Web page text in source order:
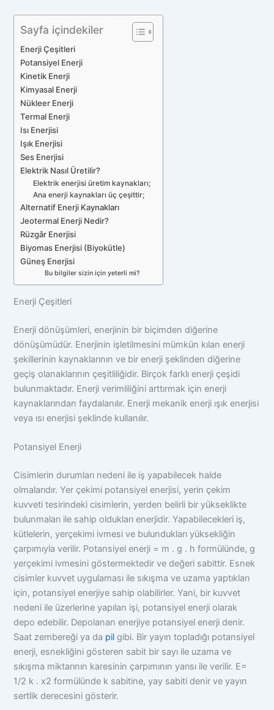
Sayfa içindekiler
Enerji Çeşitleri
Potansiyel Enerji
Kinetik Enerji
Kimyasal Enerji
Nükleer Enerji
Termal Enerji
Isı Enerjisi
Işık Enerjisi
Ses Enerjisi
Elektrik Nasıl Üretilir?
Elektrik enerjisi üretim kaynakları;
Ana enerji kaynakları üç çeşittir;
Alternatif Enerji Kaynakları
Jeotermal Enerji Nedir?
Rüzgâr Enerjisi
Biyomas Enerjisi (Biyokütle)
Güneş Enerjisi
Bu bilgiler sizin için yeterli mi?
Enerji Çeşitleri
Enerji dönüşümleri, enerjinin bir biçimden diğerine
dönüşümüdür. Enerjinin işletilmesini mümkün kılan enerji
şekillerinin kaynaklarının ve bir enerji şeklinden diğerine
geçiş olanaklarının çeşitliliğidir. Birçok farklı enerji çeşidi
bulunmaktadır. Enerji verimliliğini arttırmak için enerji
kaynaklarından faydalanılır. Enerji mekanik enerji ışık enerjisi
veya ısı enerjisi şeklinde kullanılır.
Potansiyel Enerji
Cisimlerin durumları nedeni ile iş yapabilecek halde
olmalarıdır. Yer çekimi potansiyel enerjisi, yerin çekim
kuvveti tesirindeki cisimlerin, yerden belirli bir yükseklikte
bulunmaları ile sahip oldukları enerjidir. Yapabilecekleri iş,
kütlelerin, yerçekimi ivmesi ve bulundukları yüksekliğin
çarpımıyla verilir. Potansiyel enerji = m . g . h formülünde, g
yerçekimi ivmesini göstermektedir ve değeri sabittir. Esnek
cisimler kuvvet uygulaması ile sıkışma ve uzama yaptıkları
için, potansiyel enerjiye sahip olabilirler. Yani, bir kuvvet
nedeni ile üzerlerine yapılan işi, potansiyel enerji olarak
depo edebilir. Depolanan enerjiye potansiyel enerji denir.
Saat zembereği ya da pil gibi. Bir yayın topladığı potansiyel
enerji, esnekliğini gösteren sabit bir sayı ile uzama ve
sıkışma miktarının karesinin çarpımının yarısı ile verilir. E=
1/2 k . x2 formülünde k sabitine, yay sabiti denir ve yayın
sertlik derecesini gösterir.